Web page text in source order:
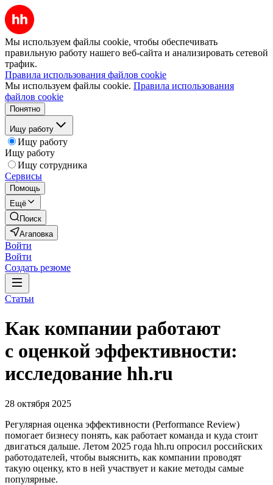
Мы используем файлы cookie, чтобы обеспечивать
правильную работу нашего веб-сайта и анализировать сетевой
трафик.
Правила использования файлов cookie
Мы используем файлы cookie. Правила использования
файлов cookie
Понятно
Ищу работу
Ищу работу
Ищу работу
Ищу сотрудника
Сервисы
Помощь
Ещё
Поиск
Агаповка
Войти
Войти
Создать резюме
Статьи
Как компании работают
с оценкой эффективности:
исследование hh.ru
28 октября 2025
Регулярная оценка эффективности (Performance Review)
помогает бизнесу понять, как работает команда и куда стоит
двигаться дальше. Летом 2025 года hh.ru опросил российских
работодателей, чтобы выяснить, как компании проводят
такую оценку, кто в ней участвует и какие методы самые
популярные.